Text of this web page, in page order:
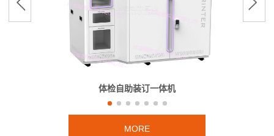
体检自助装订一体机
MORE